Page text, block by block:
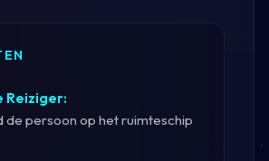
Reiziger:
de persoon op het ruimteschip